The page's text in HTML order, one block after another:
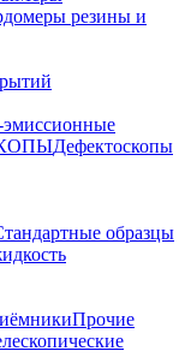
резины и
Дефектоскопы
образцы
Прочие